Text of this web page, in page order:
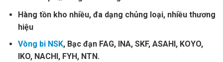
Hàng tồn kho nhiều, đa dạng chủng loại, nhiều thương
hiệu
Vòng bi NSK, Bạc đạn FAG, INA, SKF, ASAHI, KOYO,
IKO, NACHI, FYH, NTN.